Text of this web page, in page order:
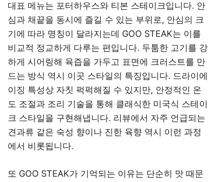
대표 메뉴는 포터하우스와 티본 스테이크입니다. 안
심과 채끝을 동시에 즐길 수 있는 부위로, 안심의 크
기에 따라 명칭이 달라지는데 GOO STEAK는 이를
비교적 정교하게 다루는 편입니다. 두툼한 고기를 강
하게 시어링해 육즙을 가두고 표면에 크러스트를 만
드는 방식 역시 이곳 스타일의 특징입니다. 드라이에
이징 특성상 자칫 퍽퍽해질 수 있지만, 안정적인 온
도 조절과 조리 기술을 통해 클래식한 미국식 스테이
크 스타일을 구현해냅니다. 리뷰에서 자주 언급되는
견과류 같은 숙성 향이나 진한 육향 역시 이런 과정
에서 비롯됩니다.
또 GOO STEAK가 기억되는 이유는 단순히 맛 때문